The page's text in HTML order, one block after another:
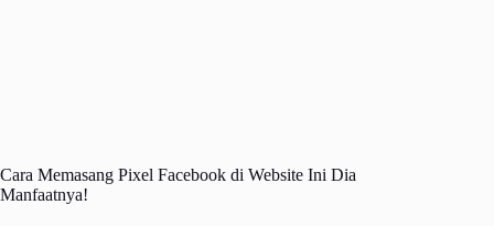
Cara Memasang Pixel Facebook di Website Ini Dia
Manfaatnya!